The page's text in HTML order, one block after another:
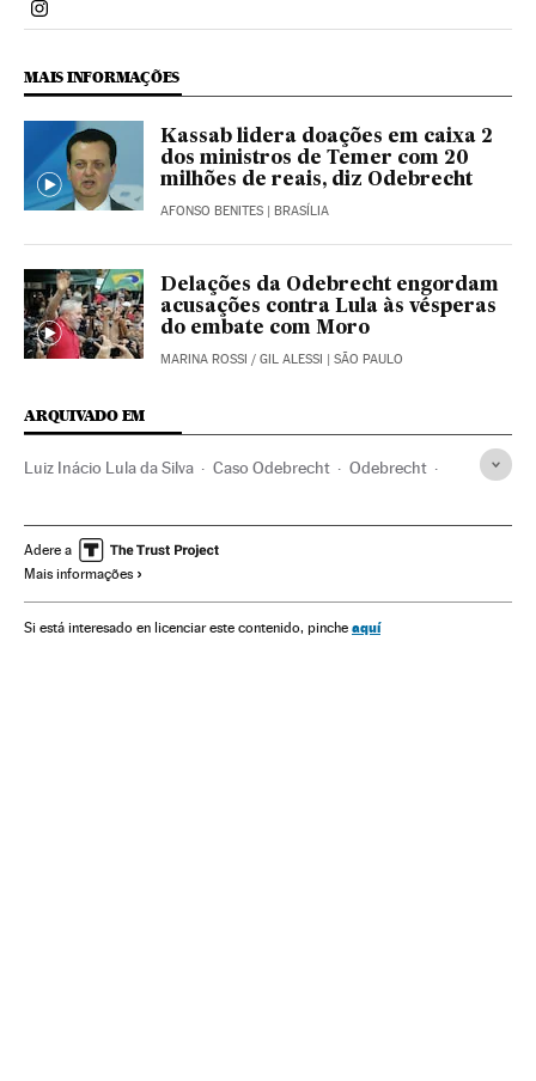
Politica El País Brasil en Instagram
MAIS INFORMAÇÕES
Kassab lidera doações em caixa 2
dos ministros de Temer com 20
milhões de reais, diz Odebrecht
AFONSO BENITES | BRASÍLIA
Delações da Odebrecht engordam
acusações contra Lula às vésperas
do embate com Moro
MARINA ROSSI / GIL ALESSI | SÃO PAULO
ARQUIVADO EM
Luiz Inácio Lula da Silva Caso Odebrecht Odebrecht
Casos judiciais Corrupção
América Latina
Delitos Economia Justiça Indústria
Adere a
Mais informações
Si está interesado en licenciar este contenido, pinche aquí